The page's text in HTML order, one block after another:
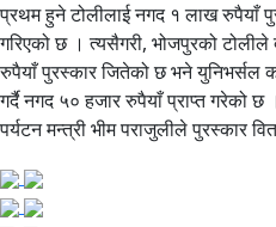
प्रथम हुने टोलीलाई नगद १ लाख रुपैयाँ
गरिएको छ । त्यसैगरी, भोजपुरको टोलीले
रुपैयाँ पुरस्कार जितेको छ भने
गर्दै नगद ५० हजार रुपैयाँ प्राप्त गरेको
पर्यटन मन्त्री भीम पराजुलीले पुरस्कार